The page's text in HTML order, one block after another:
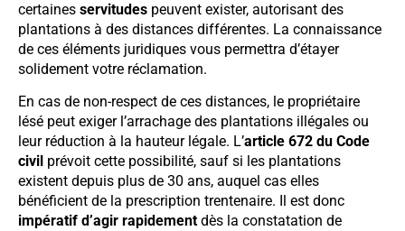
certaines servitudes peuvent exister, autorisant des
plantations à des distances différentes. La connaissance
de ces éléments juridiques vous permettra d’étayer
solidement votre réclamation.
En cas de non-respect de ces distances, le propriétaire
lésé peut exiger l’arrachage des plantations illégales ou
leur réduction à la hauteur légale. L’article 672 du Code
civil prévoit cette possibilité, sauf si les plantations
existent depuis plus de 30 ans, auquel cas elles
bénéficient de la prescription trentenaire. Il est donc
impératif d’agir rapidement dès la constatation de